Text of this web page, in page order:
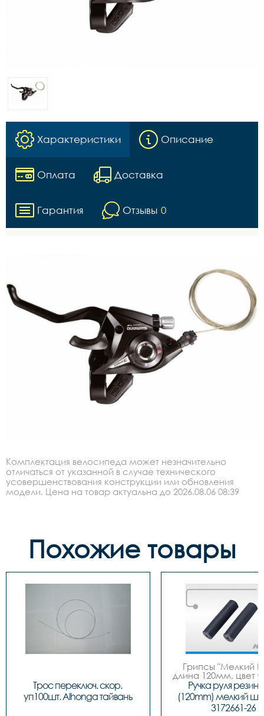
Характеристики Описание
Оплата Доставка
Гарантия Отзывы 0
Комплектация велосипеда может незначительно
отличаться от указанной в случае технического
усовершенствования конструкции или обновления
модели. Цена на товар актуальна до 2026.08.06 08:39
Похожие товары
Трос переключ. скор.
уп100шт. Alhonga тайвань
Грипсы "Мелкий
длина 120мм, цвет
завод Sshine
Ручка руля
(120mm) мелкий
3172661-26